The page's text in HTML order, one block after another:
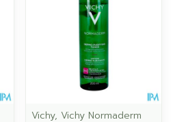
Vichy, Vichy Normaderm